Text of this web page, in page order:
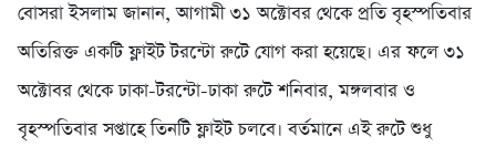
বোসরা ইসলাম জানান, আগামী ৩১ অক্টোবর থেকে প্রতি বৃহস্পতিবার
অতিরিক্ত একটি ফ্লাইট টরন্টো রুটে যোগ করা হয়েছে। এর ফলে ৩১
অক্টোবর থেকে ঢাকা-টরন্টো-ঢাকা রুটে শনিবার, মঙ্গলবার ও
বৃহস্পতিবার সপ্তাহে তিনটি ফ্লাইট চলবে। বর্তমানে এই রুটে শুধু